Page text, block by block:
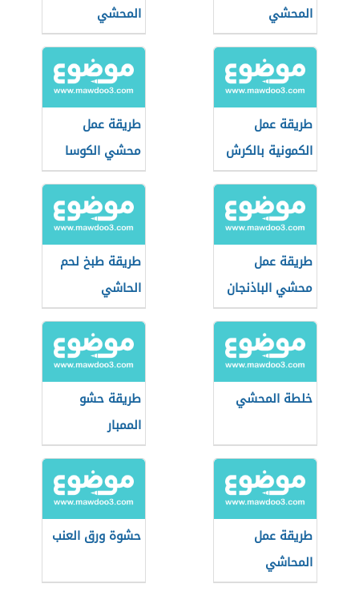
المحشي
المحشي
طريقة عمل
الكمونية بالكرش
طريقة عمل
محشي الكوسا
بالطريقة المصرية
طريقة عمل
محشي الباذنجان
طريقة طبخ لحم
الحاشي
خلطة المحشي
طريقة حشو
الممبار
طريقة عمل
المحاشي
المشكلة
حشوة ورق العنب